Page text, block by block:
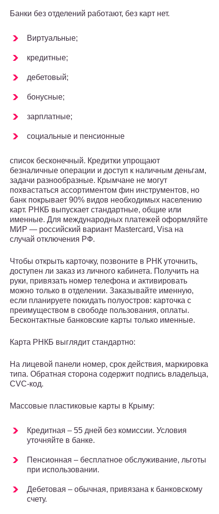
Банки без отделений работают, без карт нет.
Виртуальные;
кредитные;
дебетовый;
бонусные;
зарплатные;
социальные и пенсионные
список бесконечный. Кредитки упрощают
безналичные операции и доступ к наличным деньгам,
задачи разнообразные. Крымчане не могут
похвастаться ассортиментом фин инструментов, но
банк покрывает 90% видов необходимых населению
карт. РНКБ выпускает стандартные, общие или
именные. Для международных платежей оформляйте
МИР — российский вариант Mastercard, Visa на
случай отключения РФ.
Чтобы открыть карточку, позвоните в РНК уточнить,
доступен ли заказ из личного кабинета. Получить на
руки, привязать номер телефона и активировать
можно только в отделении. Заказывайте именную,
если планируете покидать полуостров: карточка с
преимуществом в свободе пользования, оплаты.
Бесконтактные банковские карты только именные.
Карта РНКБ выглядит стандартно:
На лицевой панели номер, срок действия, маркировка
типа. Обратная сторона содержит подпись владельца,
CVC-код.
Массовые пластиковые карты в Крыму:
Кредитная – 55 дней без комиссии. Условия
уточняйте в банке.
Пенсионная – бесплатное обслуживание, льготы
при использовании.
Дебетовая – обычная, привязана к банковскому
счету.